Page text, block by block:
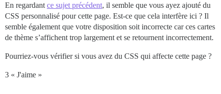
En regardant ce sujet précédent, il semble que vous ayez ajouté du
CSS personnalisé pour cette page. Est-ce que cela interfère ici ? Il
semble également que votre disposition soit incorrecte car ces cartes
de thème s’affichent trop largement et se retournent incorrectement.
Pourriez-vous vérifier si vous avez du CSS qui affecte cette page ?
3 « J'aime »